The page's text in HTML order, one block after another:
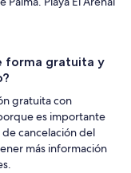
forma gratuita y
gratuita con
es importante
cancelación del
más información